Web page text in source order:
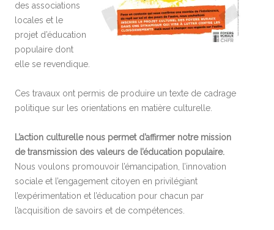
des associations
locales et le
projet d’éducation
populaire dont
elle se revendique.
Ces travaux ont permis de produire un texte de cadrage
politique sur les orientations en matière culturelle.
L’action culturelle nous permet d’affirmer notre mission
de transmission des valeurs de l’éducation populaire.
Nous voulons promouvoir l’émancipation, l’innovation
sociale et l’engagement citoyen en privilégiant
l’expérimentation et l’éducation pour chacun par
l’acquisition de savoirs et de compétences.